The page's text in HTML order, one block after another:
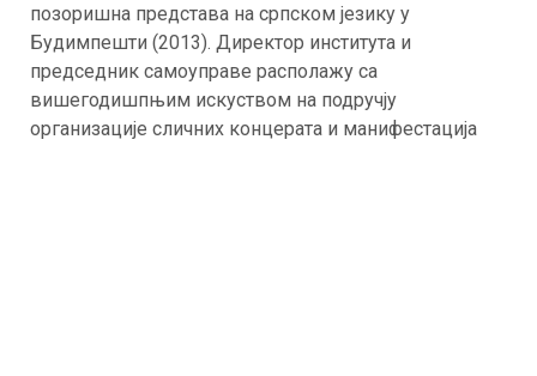
позоришна представа на српском језику у
Будимпешти (2013). Директор института и
председник самоуправе располажу са
вишегодишпњим искуством на подручју
организације сличних концерата и манифестација